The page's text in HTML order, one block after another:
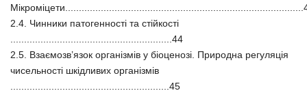
2.4. Чинники патогенності та стійкості
...........................................................44
2.5. Взаємозв’язок організмів у біоценозі. Природна регуляція
чисельності шкідливих організмів
..........................................................45